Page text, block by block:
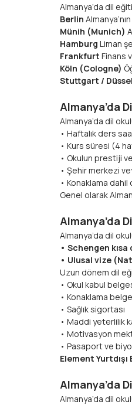
Almanya’da dil
Berlin
Münih (Munich)
Hamburg Liman
Frankfurt Finans
Köln (Cologne)
Stuttgart /
Almanya’da
Almanya’da dil
• Haftalık ders
• Kurs süresi (4
• Okulun prestiji
• Şehir merkezi
• Konaklama dahil
Genel olarak
Almanya’da
Almanya’da dil
• Schengen
• Ulusal vize
Uzun dönem dil
• Okul kabul
• Konaklama
• Sağlık sigortası
• Maddi yeterlilik
• Motivasyon
• Pasaport ve
Element Yurtdışı
Almanya’da
Almanya’da dil